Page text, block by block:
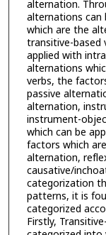
alternation.
alternations can
which are the
transitive-based
applied with
alternations
verbs, the
passive
alternation,
instrument-
which can be
factors which
alternation,
causative/
categorization
patterns, it is
categorized
Firstly,